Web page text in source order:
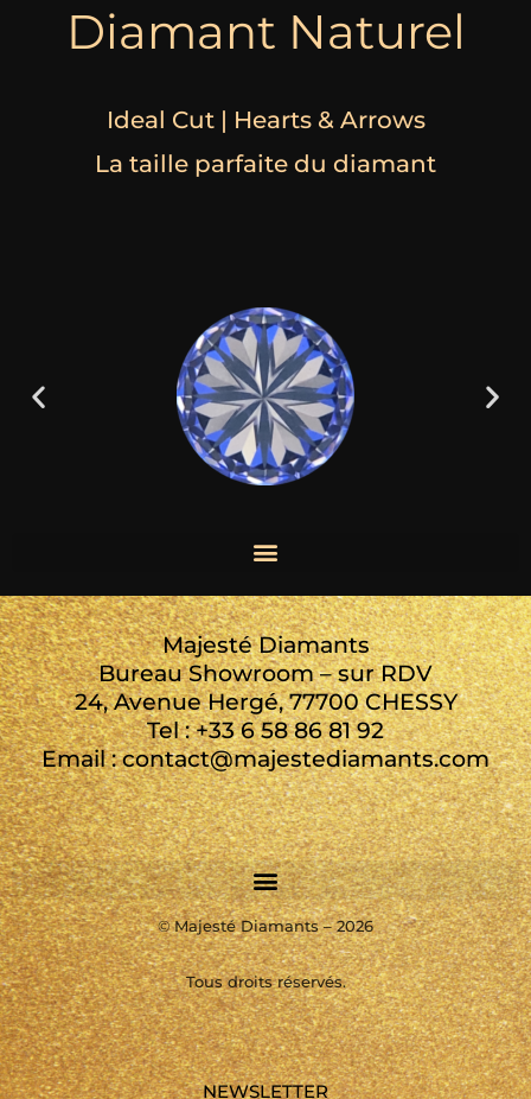
Diamant Naturel
Ideal Cut | Hearts & Arrows
La taille parfaite du diamant
Majesté Diamants
Bureau Showroom – sur RDV
24, Avenue Hergé, 77700 CHESSY
Tel : +33 6 58 86 81 92
Email : contact@majestediamants.com
©Majesté Diamants – 2026
Tous droits réservés.
NEWSLETTER